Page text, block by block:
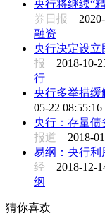
央行将继续“
券日报
融资
央行决定设立
报 2018-10-
行
央行多举措缓
05-22 08:55:16
央行：存量债
报道 2018-
易纲：央行利
经 2018-12-
纲
猜你喜欢